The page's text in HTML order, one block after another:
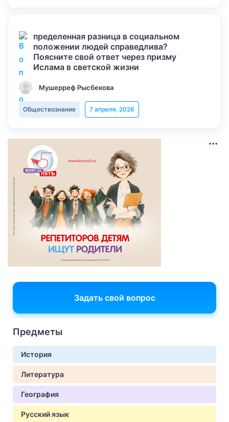
пределенная разница в социальном
положении людей справедлива?
Поясните свой ответ через призму
Ислама в светской жизни
Мушерреф Рысбекова
Обществознание 7 апреля, 2026
Задать свой вопрос
Предметы
История
Литература
География
Русский язык